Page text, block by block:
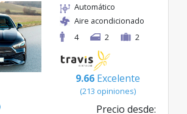
Automático
Aire acondicionado
4
2 2
9.66 Excelente
(213 opiniones)
Precio desde: